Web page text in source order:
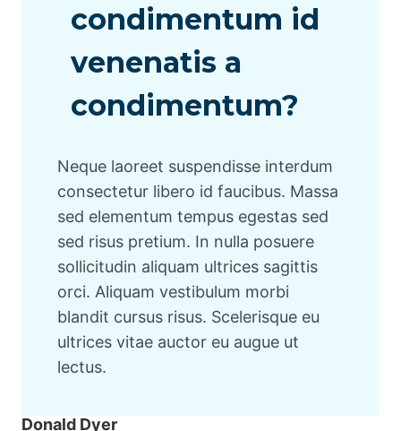
condimentum id
venenatis a
condimentum?
Neque laoreet suspendisse interdum
consectetur libero id faucibus. Massa
sed elementum tempus egestas sed
sed risus pretium. In nulla posuere
sollicitudin aliquam ultrices sagittis
orci. Aliquam vestibulum morbi
blandit cursus risus. Scelerisque eu
ultrices vitae auctor eu augue ut
lectus.
Donald Dyer